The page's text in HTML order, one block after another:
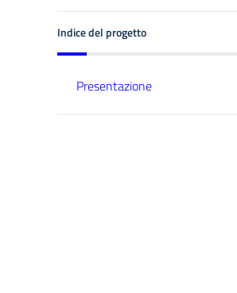
Indice del progetto
Presentazione